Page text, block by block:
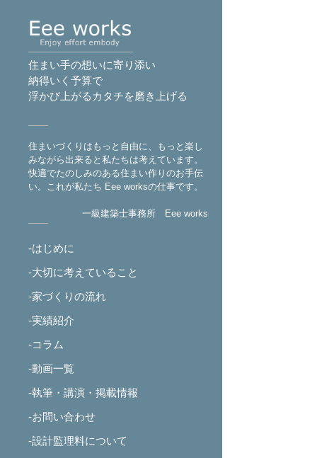
住まい手の想いに寄り添い
納得いく予算で
浮かび上がるカタチを磨き上げる
住まいづくりはもっと自由に、もっと楽し
みながら出来ると私たちは考えています。
快適でたのしみのある住まい作りのお手伝
い。これが私たち Eee worksの仕事です。
一級建築士事務所 Eee works
-はじめに
-大切に考えていること
-家づくりの流れ
-実績紹介
-コラム
-動画一覧
-執筆・講演・掲載情報
-お問い合わせ
-設計監理料について